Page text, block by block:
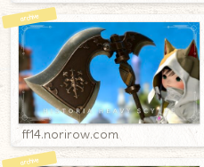
ff14.norirow.com